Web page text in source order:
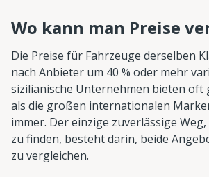
Wo kann man Preise
Die Preise für Fahrzeuge derselben
nach Anbieter um 40 % oder mehr
sizilianische Unternehmen bieten oft
als die großen internationalen
immer. Der einzige zuverlässige
zu finden, besteht darin, beide
zu vergleichen.